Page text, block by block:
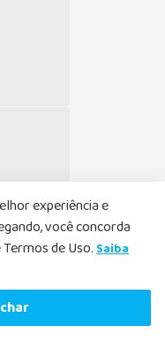
experiência e
você concorda
de Uso.Saiba